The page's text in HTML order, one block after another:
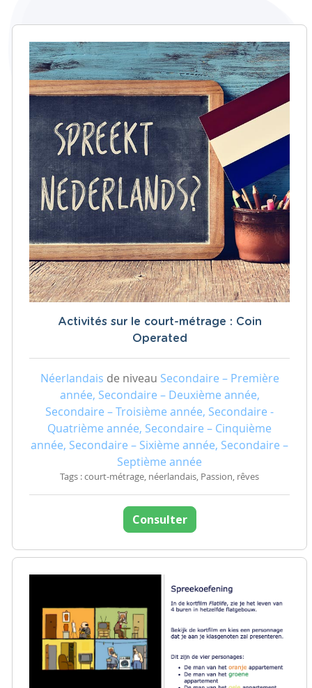
Activités sur le court-métrage : Coin
Operated
Néerlandais de niveau Secondaire – Première
année, Secondaire – Deuxième année,
Secondaire – Troisième année, Secondaire -
Quatrième année, Secondaire – Cinquième
année, Secondaire – Sixième année, Secondaire –
Septième année
Tags : court-métrage, néerlandais, Passion, rêves
Consulter